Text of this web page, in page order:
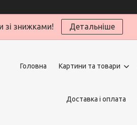
зі знижками! Детальніше
Головна Картини та товари
Доставка і оплата